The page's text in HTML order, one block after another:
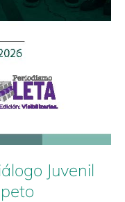
Juvenil